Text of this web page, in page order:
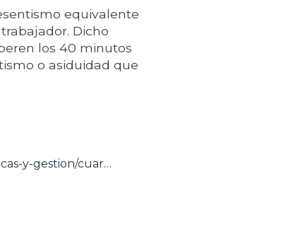
equivalente
Dicho
los 40 minutos
o asiduidad que
y-gestion/cuar…